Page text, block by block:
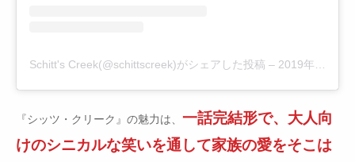
Schitt's Creek(@schittscreek)がシェアした投稿 – 2019年12月月7日午前9時02分PST
『シッツ・クリーク』の魅力は、 一話完結形で、大人向
けのシニカルな笑いを通して家族の愛をそこは